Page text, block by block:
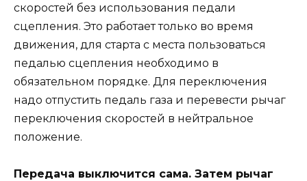
скоростей без использования педали
сцепления. Это работает только во время
движения, для старта с места пользоваться
педалью сцепления необходимо в
обязательном порядке. Для переключения
надо отпустить педаль газа и перевести рычаг
переключения скоростей в нейтральное
положение.
Передача выключится сама. Затем рычаг